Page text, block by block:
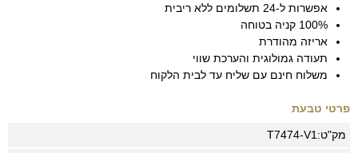
אפשרות ל-24 תשלומים ללא ריבית
100% קניה בטוחה
אריזה מהודרת
תעודה גמולוגית והערכת שווי
משלוח חינם עם שליח עד לבית הלקוח
פרטי טבעת
מק"ט: T7474-V1